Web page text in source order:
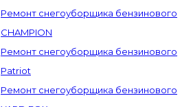
Ремонт снегоуборщика бензинового
CHAMPION
Ремонт снегоуборщика бензинового
Patriot
Ремонт снегоуборщика бензинового